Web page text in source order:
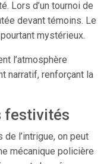
Lors d’un tournoi de
devant témoins. Le
mystérieux.
l’atmosphère
narratif, renforçant la
festivités
l’intrigue, on peut
mécanique policière